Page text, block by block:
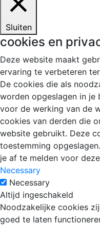
Sluiten
cookies en
Deze website maakt
ervaring te verbeteren
De cookies die als
worden opgeslagen in je
voor de werking van de
cookies van derden die
website gebruikt. Deze
toestemming
je af te melden voor
Necessary
Necessary
Altijd ingeschakeld
Noodzakelijke cookies
goed te laten